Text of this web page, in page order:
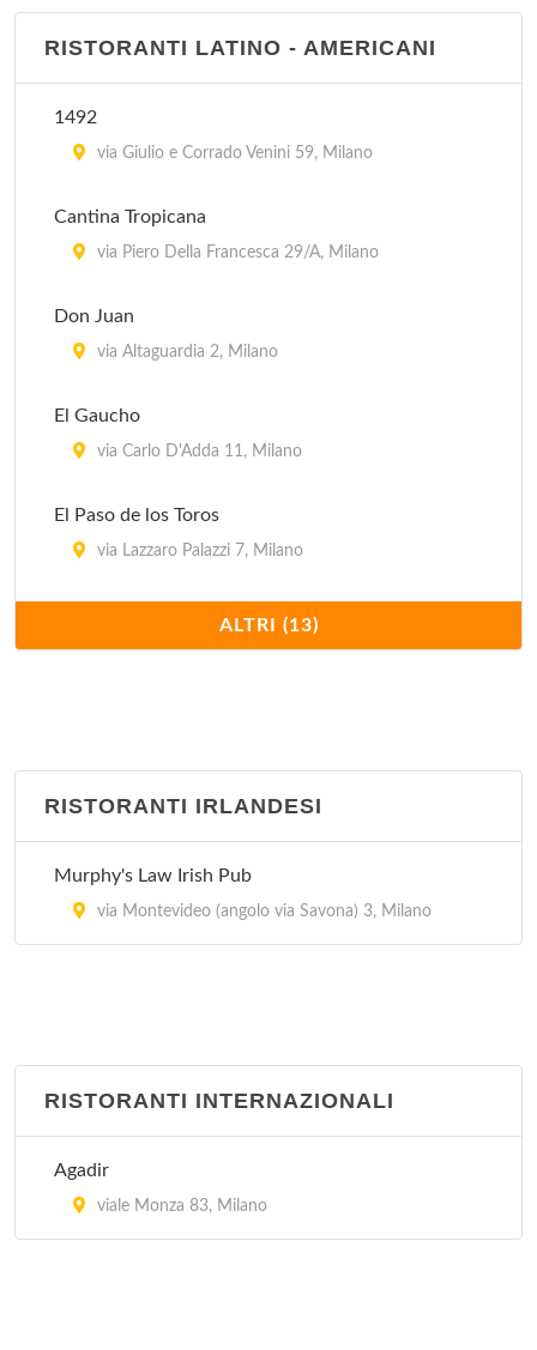
RISTORANTI LATINO - AMERICANI
1492
via Giulio e Corrado Venini 59, Milano
Cantina Tropicana
via Piero Della Francesca 29/A, Milano
Don Juan
via Altaguardia 2, Milano
El Gaucho
via Carlo D'Adda 11, Milano
El Paso de los Toros
via Lazzaro Palazzi 7, Milano
via Conegliano 5, Milano
El Tipico Latino Americano
Havana Cafè
viale Bligny 50, Milano
La Hora Feliz
ALTRI (13)
RISTORANTI IRLANDESI
Murphy's Law Irish Pub
via Montevideo (angolo via Savona) 3, Milano
RISTORANTI INTERNAZIONALI
Agadir
viale Monza 83, Milano